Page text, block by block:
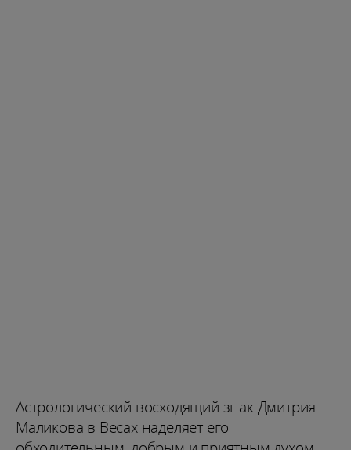
Астрологический восходящий знак Дмитрия
Маликова в Весах наделяет его